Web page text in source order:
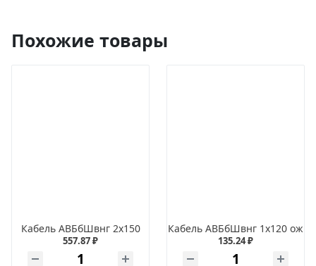
Похожие товары
Кабель АВБбШвнг 2х150
557.87 ₽
Кабель АВБбШвнг 1х120 ож
135.24 ₽